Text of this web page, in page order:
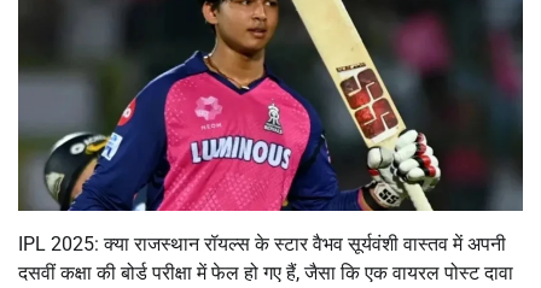
IPL 2025: क्या राजस्थान रॉयल्स के स्टार वैभव सूर्यवंशी वास्तव में अपनी
दसवीं कक्षा की बोर्ड परीक्षा में फेल हो गए हैं, जैसा कि एक वायरल पोस्ट दावा